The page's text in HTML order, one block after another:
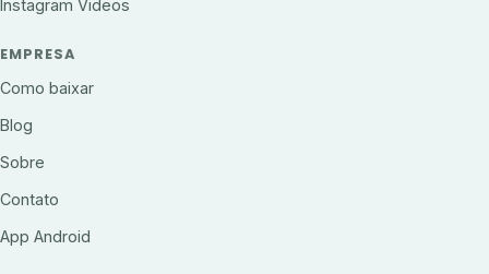
Instagram Videos
EMPRESA
Como baixar
Blog
Sobre
Contato
App Android